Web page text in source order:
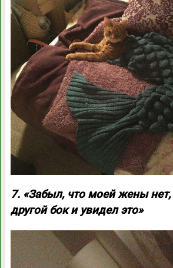
7. «Забыл, что моей жены нет,
другой бок и увидел это»